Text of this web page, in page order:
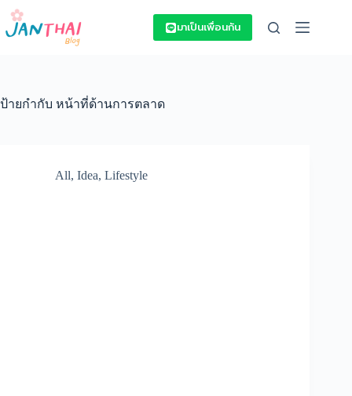
Skip
content
มาเป็นเพื่อนกัน
ป้ายกำกับ หน้าที่ด้านการตลาด
All, Idea, Lifestyle